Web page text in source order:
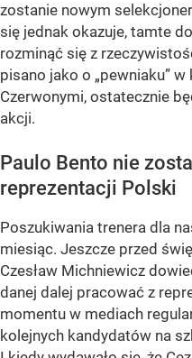
zostanie nowym
się jednak okazuje, tamte
rozminąć się z
pisano jako o „pewniaku”
Czerwonymi, ostatecznie
akcji.
Paulo Bento nie
reprezentacji Polski
Poszukiwania trenera dla
miesiąc. Jeszcze przed
Czesław Michniewicz
danej dalej pracować z
momentu w mediach
kolejnych kandydatów na